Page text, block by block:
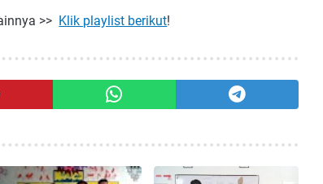
>> Klik playlist berikut!